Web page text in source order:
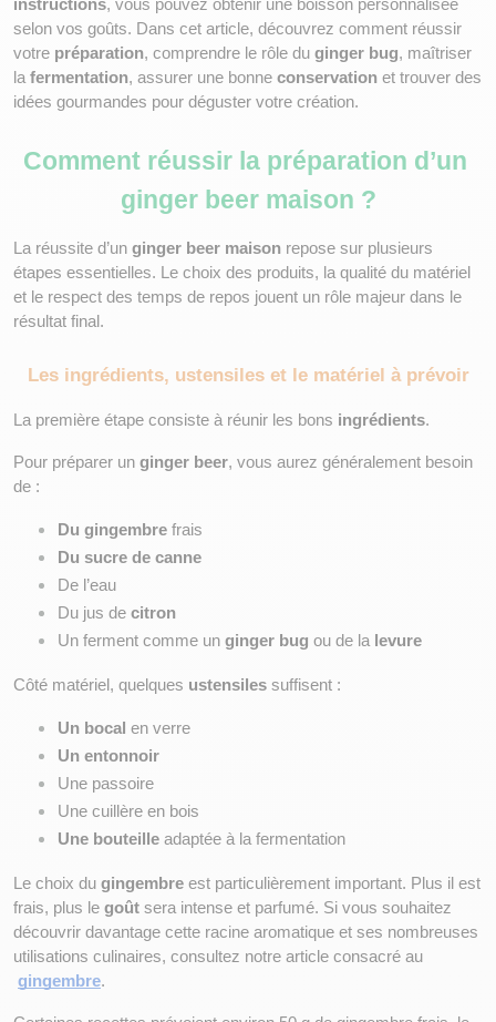
instructions, vous pouvez obtenir une boisson personnalisée
selon vos goûts. Dans cet article, découvrez comment réussir
votre préparation, comprendre le rôle du ginger bug, maîtriser
la fermentation, assurer une bonne conservation et trouver des
idées gourmandes pour déguster votre création.
Comment réussir la préparation d’un
ginger beer maison ?
La réussite d’un ginger beer maison repose sur plusieurs
étapes essentielles. Le choix des produits, la qualité du matériel
et le respect des temps de repos jouent un rôle majeur dans le
résultat final.
Les ingrédients, ustensiles et le matériel à prévoir
La première étape consiste à réunir les bons ingrédients.
Pour préparer un ginger beer, vous aurez généralement besoin
de :
Du gingembre frais
Du sucre de canne
De l’eau
Du jus de citron
Un ferment comme un ginger bug ou de la levure
Côté matériel, quelques ustensiles suffisent :
Un bocal en verre
Un entonnoir
Une passoire
Une cuillère en bois
Une bouteille adaptée à la fermentation
Le choix du gingembre est particulièrement important. Plus il est
frais, plus le goût sera intense et parfumé. Si vous souhaitez
découvrir davantage cette racine aromatique et ses nombreuses
utilisations culinaires, consultez notre article consacré au
gingembre.